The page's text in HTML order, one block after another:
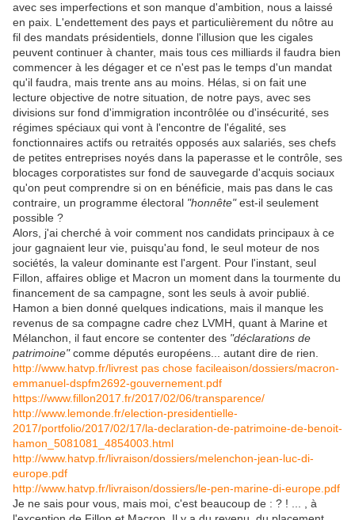
avec ses imperfections et son manque d'ambition, nous a laissé
en paix. L'endettement des pays et particulièrement du nôtre au
fil des mandats présidentiels, donne l'illusion que les cigales
peuvent continuer à chanter, mais tous ces milliards il faudra bien
commencer à les dégager et ce n'est pas le temps d'un mandat
qu'il faudra, mais trente ans au moins. Hélas, si on fait une
lecture objective de notre situation, de notre pays, avec ses
divisions sur fond d'immigration incontrôlée ou d'insécurité, ses
régimes spéciaux qui vont à l'encontre de l'égalité, ses
fonctionnaires actifs ou retraités opposés aux salariés, ses chefs
de petites entreprises noyés dans la paperasse et le contrôle, ses
blocages corporatistes sur fond de sauvegarde d'acquis sociaux
qu'on peut comprendre si on en bénéficie, mais pas dans le cas
contraire, un programme électoral "honnête"est-il seulement
possible ?
Alors, j'ai cherché à voir comment nos candidats principaux à ce
jour gagnaient leur vie, puisqu'au fond, le seul moteur de nos
sociétés, la valeur dominante est l'argent. Pour l'instant, seul
Fillon, affaires oblige et Macron un moment dans la tourmente du
financement de sa campagne, sont les seuls à avoir publié.
Hamon a bien donné quelques indications, mais il manque les
revenus de sa compagne cadre chez LVMH, quant à Marine et
Mélanchon, il faut encore se contenter des "déclarations de
patrimoine"comme députés européens... autant dire de rien.
http://www.hatvp.fr/livrest pas chose facileaison/dossiers/macron-
emmanuel-dspfm2692-gouvernement.pdf
https://www.fillon2017.fr/2017/02/06/transparence/
http://www.lemonde.fr/election-presidentielle-
2017/portfolio/2017/02/17/la-declaration-de-patrimoine-de-benoit-
hamon_5081081_4854003.html
http://www.hatvp.fr/livraison/dossiers/melenchon-jean-luc-di-
europe.pdf
http://www.hatvp.fr/livraison/dossiers/le-pen-marine-di-europe.pdf
Je ne sais pour vous, mais moi, c'est beaucoup de : ? ! ... , à